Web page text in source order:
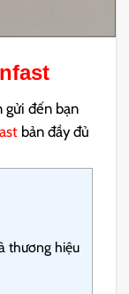
gửi đến bạn
bản đầy đủ
thương hiệu